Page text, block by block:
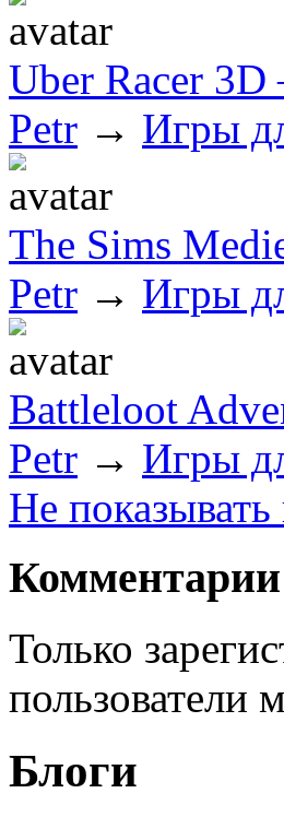
Uber Racer
Petr → Игры
The Sims
Petr → Игры
Battleloot
Petr → Игры
Не
Только
пользователи
Блоги